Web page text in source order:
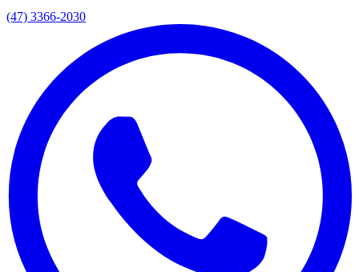
(47) 3366-2030